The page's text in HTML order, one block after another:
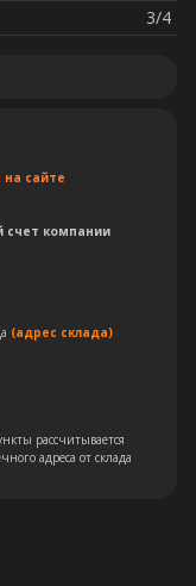
3/4
сайте
счет компании
(адрес склада)
рассчитывается
адреса от склада